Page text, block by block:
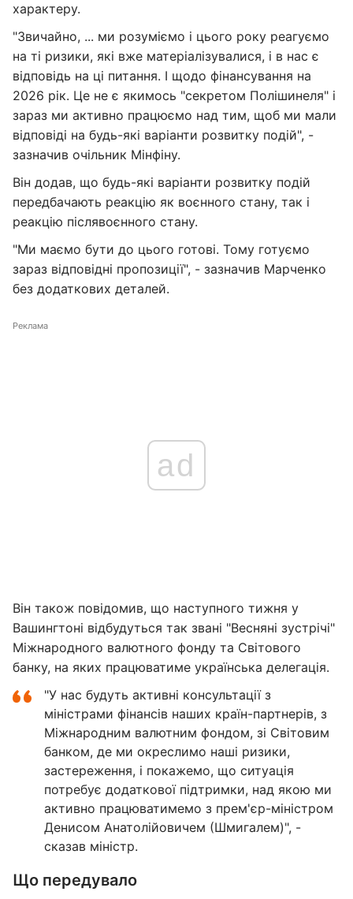
характеру.
"Звичайно, ... ми розуміємо і цього року реагуємо
на ті ризики, які вже матеріалізувалися, і в нас є
відповідь на ці питання. І щодо фінансування на
2026 рік. Це не є якимось "секретом Полішинеля" і
зараз ми активно працюємо над тим, щоб ми мали
відповіді на будь-які варіанти розвитку подій", -
зазначив очільник Мінфіну.
Він додав, що будь-які варіанти розвитку подій
передбачають реакцію як воєнного стану, так і
реакцію післявоєнного стану.
"Ми маємо бути до цього готові. Тому готуємо
зараз відповідні пропозиції", - зазначив Марченко
без додаткових деталей.
Реклама
ad
Він також повідомив, що наступного тижня у
Вашингтоні відбудуться так звані "Весняні зустрічі"
Міжнародного валютного фонду та Світового
банку, на яких працюватиме українська делегація.
"У нас будуть активні консультації з
міністрами фінансів наших країн-партнерів, з
Міжнародним валютним фондом, зі Світовим
банком, де ми окреслимо наші ризики,
застереження, і покажемо, що ситуація
потребує додаткової підтримки, над якою ми
активно працюватимемо з прем'єр-міністром
Денисом Анатолійовичем (Шмигалем)", -
сказав міністр.
Що передувало